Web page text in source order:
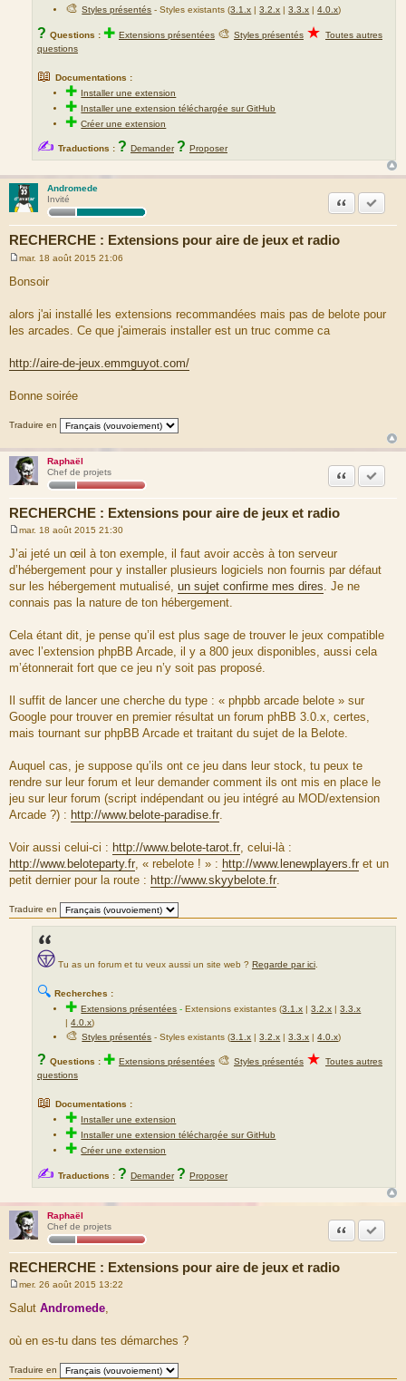
🎨Styles présentés - Styles existants (3.1.x |3.2.x |3.3.x |4.0.x)
? Questions : ✚ Extensions présentées 🎨 Styles présentés ★ Toutes autres
questions
📖 Documentations :
✚ Installer une extension
✚ Installer une extension téléchargée sur GitHub
✚Créer une extension
✍ Traductions : ? Demander ? Proposer
Andromede
Invité
RECHERCHE : Extensions pour aire de jeux et radio
Citation
s
g
e
mar. 18 août 2015 21:06
Bonsoir
alors j'ai installé les extensions recommandées mais pas de belote pour
les arcades. Ce que j'aimerais installer est un truc comme ca
http://aire-de-jeux.emmguyot.com/
Bonne soirée
Traduire en
Raphaël
Chef de projets
RECHERCHE : Extensions pour aire de jeux et radio
Citation
e
s
s
a
g
e
mar. 18 août 2015 21:30
J’ai jeté un œil à ton exemple, il faut avoir accès à ton serveur
d’hébergement pour y installer plusieurs logiciels non fournis par défaut
sur les hébergement mutualisé, un sujet confirme mes dires. Je ne
connais pas la nature de ton hébergement.
Cela étant dit, je pense qu’il est plus sage de trouver le jeux compatible
avec l’extension phpBB Arcade, il y a 800 jeux disponibles, aussi cela
m’étonnerait fort que ce jeu n’y soit pas proposé.
Il suffit de lancer une cherche du type : « phpbb arcade belote » sur
Google pour trouver en premier résultat un forum phBB 3.0.x, certes,
mais tournant sur phpBB Arcade et traitant du sujet de la Belote.
Auquel cas, je suppose qu’ils ont ce jeu dans leur stock, tu peux te
rendre sur leur forum et leur demander comment ils ont mis en place le
jeu sur leur forum (script indépendant ou jeu intégré au MOD/extension
Arcade ?) : http://www.belote-paradise.fr.
Voir aussi celui-ci : http://www.belote-tarot.fr, celui-là :
http://www.beloteparty.fr, « rebelote ! » : http://www.lenewplayers.fr et un
petit dernier pour la route : http://www.skyybelote.fr.
Traduire en
Tu as un forum et tu veux aussi un site web ? Regarde par ici
🔍 Recherches :
✚Extensions présentées -Extensions existantes (3.1.x |3.2.x |3.3.x
|4.0.x)
🎨Styles présentés - Styles existants (3.1.x |3.2.x |3.3.x |4.0.x)
? Questions : ✚ Extensions présentées 🎨 Styles présentés ★ Toutes autres
questions
📖 Documentations :
✚ Installer une extension
✚ Installer une extension téléchargée sur GitHub
✚Créer une extension
✍ Traductions : ? Demander ? Proposer
Raphaël
Chef de projets
RECHERCHE : Extensions pour aire de jeux et radio
Citation
e
s
a
g
mer. 26 août 2015 13:22
Salut Andromede,
où en es-tu dans tes démarches ?
Traduire en